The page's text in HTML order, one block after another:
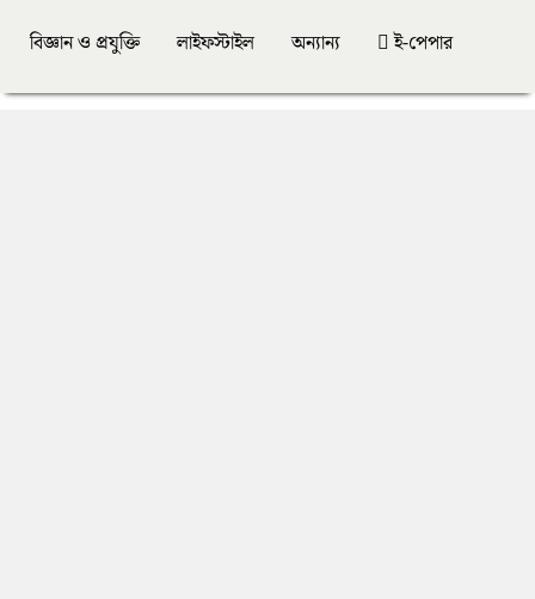
বিজ্ঞান ও প্রযুক্তি লাইফস্টাইল অন্যান্য ই-পেপার